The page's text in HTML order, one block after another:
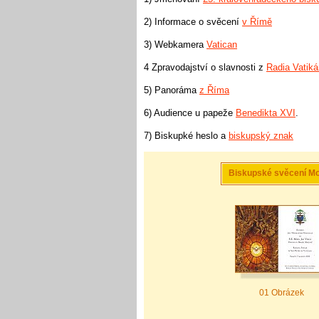
2) Informace o svěcení v Římě
3) Webkamera Vatican
4 Zpravodajství o slavnosti z Radia
5) Panoráma z Říma
6) Audience u papeže Benedikta XVI .
7) Biskupké heslo a biskupský znak